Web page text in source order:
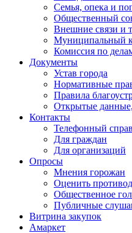
Семья, опека и
Общественный
Внешние связи и
Муниципальный
Комиссия по
Документы
Устав города
Нормативные
Правила
Открытые
Контакты
Телефонный
Для граждан
Для организаций
Опросы
Мнения горожан
Оценить
Общественное
Публичные
Витрина закупок
Амаркет